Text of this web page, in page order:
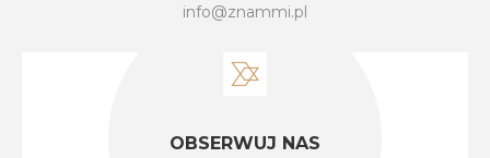
info@znammi.pl
OBSERWUJ NAS